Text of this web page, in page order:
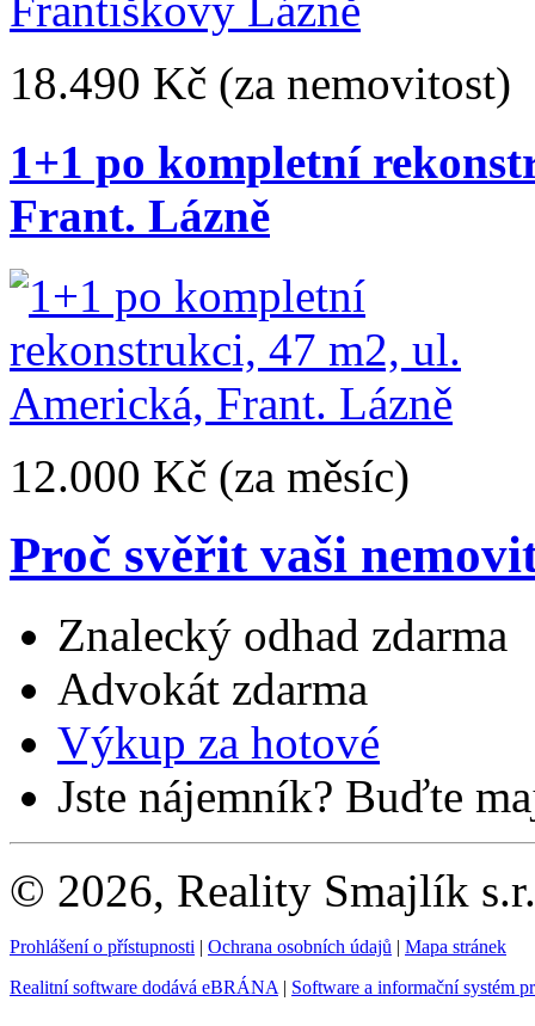
18.490 Kč (za nemovitost)
1+1 po kompletní
Frant. Lázně
12.000 Kč (za měsíc)
Proč svěřit vaši
Znalecký odhad zdarma
Advokát zdarma
Výkup za hotové
Jste nájemník? Buďte
© 2026, Reality Smajlík
Prohlášení o přístupnosti | Ochrana osobních údajů | Mapa stránek
Realitní software dodává eBRÁNA | Software a informační systém